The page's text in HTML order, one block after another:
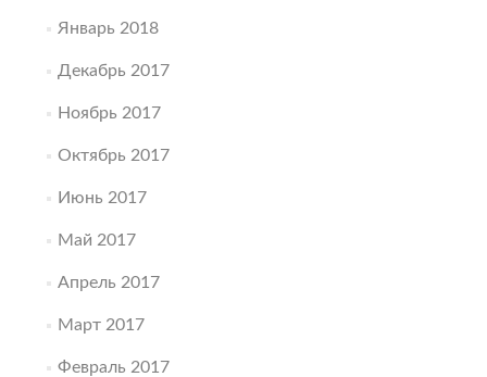
Январь 2018
Декабрь 2017
Ноябрь 2017
Октябрь 2017
Июнь 2017
Май 2017
Апрель 2017
Март 2017
Февраль 2017